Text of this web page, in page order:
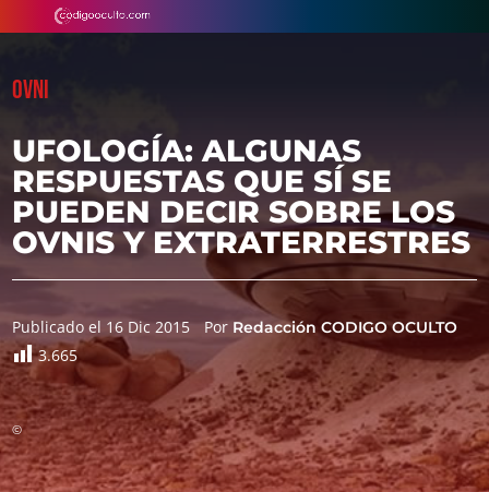
OVNI
UFOLOGÍA: ALGUNAS
RESPUESTAS QUE SÍ SE
PUEDEN DECIR SOBRE LOS
OVNIS Y EXTRATERRESTRES
Publicado el 16 Dic 2015 Por Redacción CODIGO OCULTO
3.665
©